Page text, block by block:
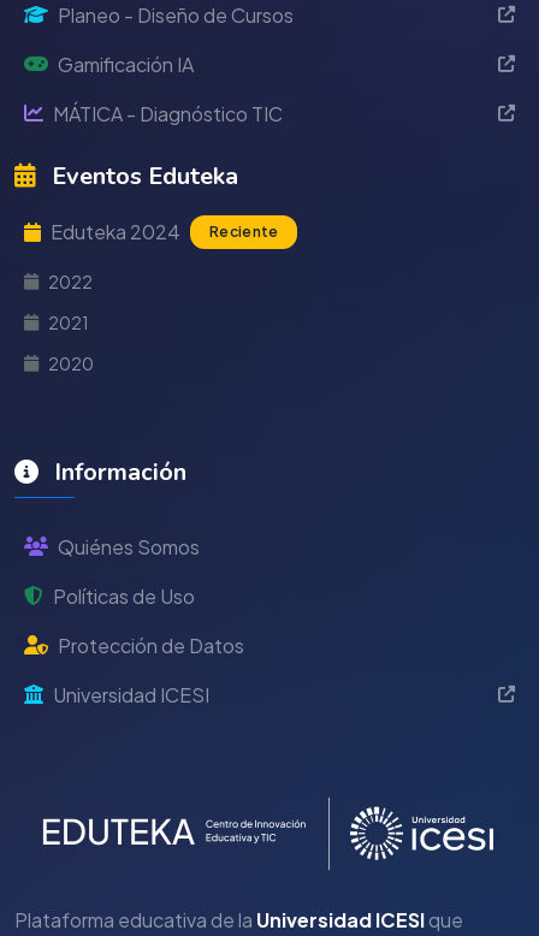
Planeo - Diseño de Cursos
Gamificación IA
MÁTICA - Diagnóstico TIC
Eventos Eduteka
Eduteka 2024 Reciente
2022
2021
2020
Información
Quiénes Somos
Políticas de Uso
Protección de Datos
Universidad ICESI
Plataforma educativa de la Universidad ICESIque